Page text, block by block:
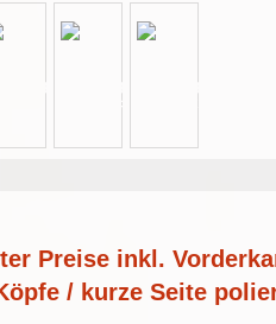
Preise inkl.
/ kurze Seite